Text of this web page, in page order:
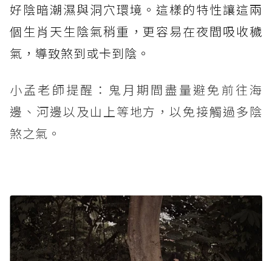
好陰暗潮濕與洞穴環境。這樣的特性讓這兩
個生肖天生陰氣稍重，更容易在夜間吸收穢
氣，導致煞到或卡到陰。
小孟老師提醒：鬼月期間盡量避免前往海
邊、河邊以及山上等地方，以免接觸過多陰
煞之氣。